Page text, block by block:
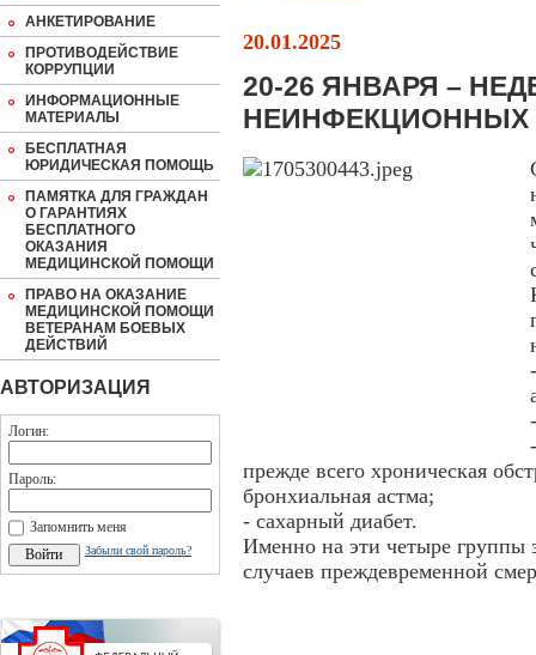
АНКЕТИРОВАНИЕ
ПРОТИВОДЕЙСТВИЕ
КОРРУПЦИИ
ИНФОРМАЦИОННЫЕ
МАТЕРИАЛЫ
БЕСПЛАТНАЯ
ЮРИДИЧЕСКАЯ ПОМОЩЬ
ПАМЯТКА ДЛЯ ГРАЖДАН
О ГАРАНТИЯХ
БЕСПЛАТНОГО
ОКАЗАНИЯ
МЕДИЦИНСКОЙ ПОМОЩИ
ПРАВО НА ОКАЗАНИЕ
МЕДИЦИНСКОЙ ПОМОЩИ
ВЕТЕРАНАМ БОЕВЫХ
ДЕЙСТВИЙ
АВТОРИЗАЦИЯ
Логин:
Пароль:
Запомнить меня
Забыли свой пароль?
20.01.2025
20-26 ЯНВАРЯ –
НЕИНФЕКЦИОННЫХ
прежде всего хроническая
бронхиальная астма;
- сахарный диабет.
Именно на эти четыре группы
случаев преждевременной